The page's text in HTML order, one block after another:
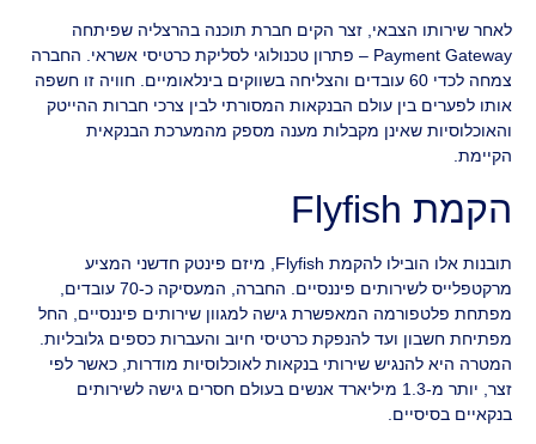
לאחר שירותו הצבאי, זצר הקים חברת תוכנה בהרצליה שפיתחה
Payment Gateway – פתרון טכנולוגי לסליקת כרטיסי אשראי. החברה
צמחה לכדי 60 עובדים והצליחה בשווקים בינלאומיים. חוויה זו חשפה
אותו לפערים בין עולם הבנקאות המסורתי לבין צרכי חברות ההייטק
והאוכלוסיות שאינן מקבלות מענה מספק מהמערכת הבנקאית
הקיימת.
הקמת Flyfish
תובנות אלו הובילו להקמת Flyfish, מיזם פינטק חדשני המציע
מרקטפלייס לשירותים פיננסיים. החברה, המעסיקה כ-70 עובדים,
מפתחת פלטפורמה המאפשרת גישה למגוון שירותים פיננסיים, החל
מפתיחת חשבון ועד להנפקת כרטיסי חיוב והעברות כספים גלובליות.
המטרה היא להנגיש שירותי בנקאות לאוכלוסיות מודרות, כאשר לפי
זצר, יותר מ-1.3 מיליארד אנשים בעולם חסרים גישה לשירותים
בנקאיים בסיסיים.